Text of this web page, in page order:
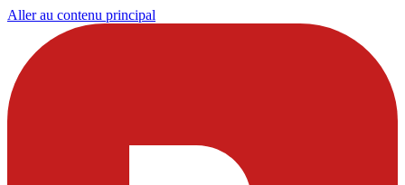
Aller au contenu principal